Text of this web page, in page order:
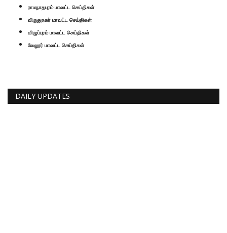
ராமநாதபுரம் மாவட்ட செய்திகள்
விருதுநகர் மாவட்ட செய்திகள்
விழுப்புரம் மாவட்ட செய்திகள்
வேலூர் மாவட்ட செய்திகள்
DAILY UPDATES